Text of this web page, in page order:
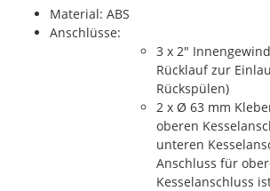
Material: ABS
Anschlüsse:
3 x 2"
Rücklauf zur
Rückspülen)
2 x Ø 63 mm
oberen
unteren
Anschluss für
Kesselanschluss